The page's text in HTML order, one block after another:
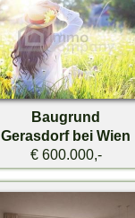
Baugrund
Gerasdorf bei Wien
€ 600.000,-